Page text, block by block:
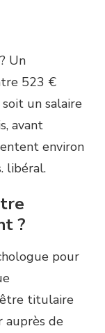
Un
523 €
un salaire
avant
environ
libéral.
?
pour
être titulaire
auprès de